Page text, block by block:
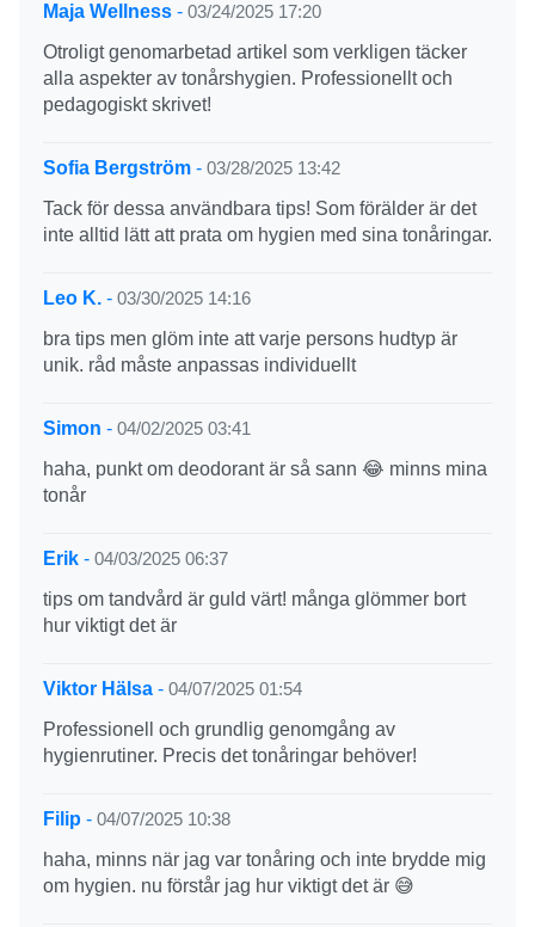
Maja Wellness - 03/24/2025 17:20
Otroligt genomarbetad artikel som verkligen täcker
alla aspekter av tonårshygien. Professionellt och
pedagogiskt skrivet!
Sofia Bergström - 03/28/2025 13:42
Tack för dessa användbara tips! Som förälder är det
inte alltid lätt att prata om hygien med sina tonåringar.
Leo K. - 03/30/2025 14:16
bra tips men glöm inte att varje persons hudtyp är
unik. råd måste anpassas individuellt
Simon - 04/02/2025 03:41
haha, punkt om deodorant är så sann 😂 minns mina
tonår
Erik - 04/03/2025 06:37
tips om tandvård är guld värt! många glömmer bort
hur viktigt det är
Viktor Hälsa - 04/07/2025 01:54
Professionell och grundlig genomgång av
hygienrutiner. Precis det tonåringar behöver!
Filip - 04/07/2025 10:38
haha, minns när jag var tonåring och inte brydde mig
om hygien. nu förstår jag hur viktigt det är 😅